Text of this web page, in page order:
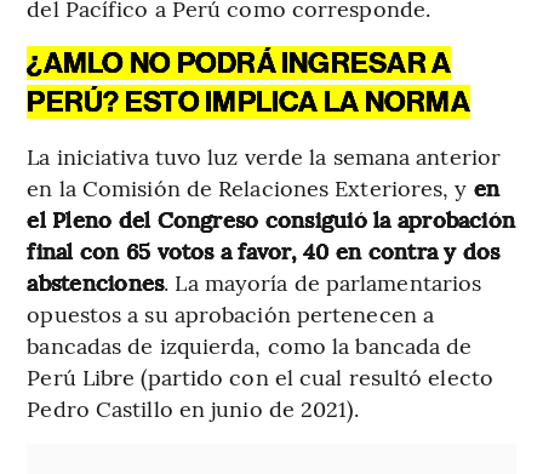
del Pacífico a Perú como corresponde.
¿AMLO NO PODRÁ INGRESAR A
PERÚ? ESTO IMPLICA LA NORMA
La iniciativa tuvo luz verde la semana anterior
en la Comisión de Relaciones Exteriores, y en
el Pleno del Congreso consiguió la aprobación
final con 65 votos a favor, 40 en contra y dos
abstenciones. La mayoría de parlamentarios
opuestos a su aprobación pertenecen a
bancadas de izquierda, como la bancada de
Perú Libre (partido con el cual resultó electo
Pedro Castillo en junio de 2021).